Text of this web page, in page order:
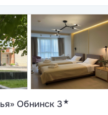
Обнинск 3★